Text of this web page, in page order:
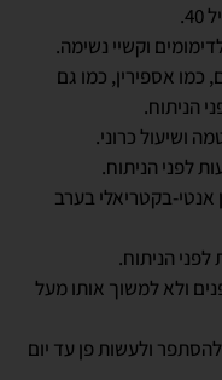
וקשיי נשימה.
אספירין, כמו גם
הניתוח.
ושיעול כרוני.
לפני הניתוח.
בקטריאלי בערב
ולא למשוך אותו מעל
ולעשות פן עד יום